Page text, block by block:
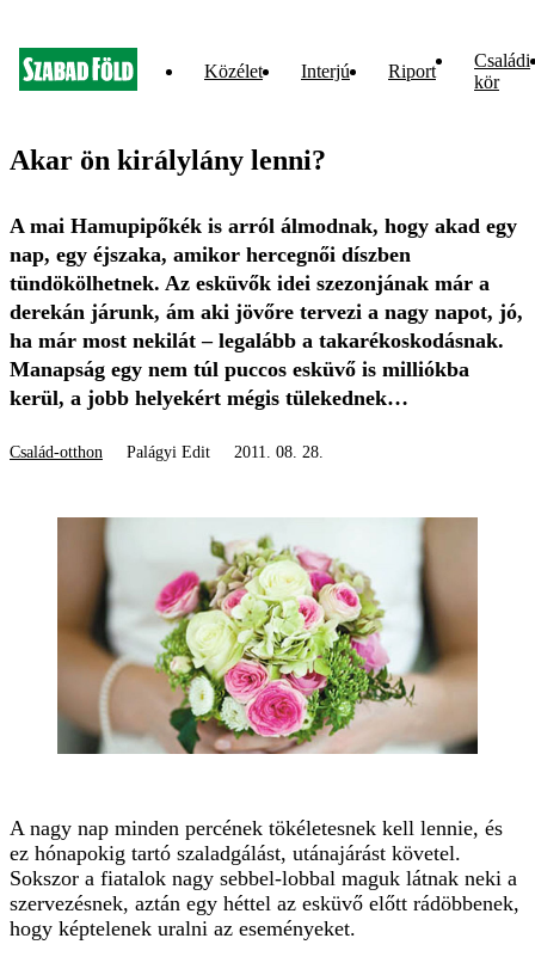
Közélet Interjú Riport
Családi
kör
Akar ön királylány lenni?
A mai Hamupipőkék is arról álmodnak, hogy akad egy
nap, egy éjszaka, amikor hercegnői díszben
tündökölhetnek. Az esküvők idei szezonjának már a
derekán járunk, ám aki jövőre tervezi a nagy napot, jó,
ha már most nekilát – legalább a takarékoskodásnak.
Manapság egy nem túl puccos esküvő is milliókba
kerül, a jobb helyekért mégis tülekednek…
Család-otthon Palágyi Edit 2011. 08. 28.
A nagy nap minden percének tökéletesnek kell lennie, és
ez hónapokig tartó szaladgálást, utánajárást követel.
Sokszor a fiatalok nagy sebbel-lobbal maguk látnak neki a
szervezésnek, aztán egy héttel az esküvő előtt rádöbbenek,
hogy képtelenek uralni az eseményeket.